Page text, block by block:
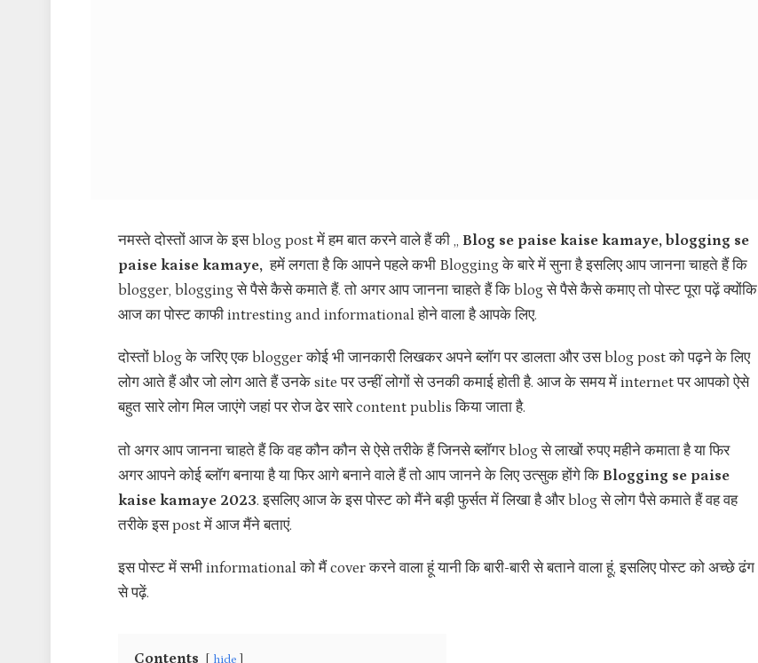
नमस्ते दोस्तों आज के इस blog post में हम बात करने वाले हैं की ,, Blog se paise kaise kamaye, blogging se
paise kaise kamaye,हमें लगता है कि आपने पहले कभी Blogging के बारे में सुना है इसलिए आप जानना चाहते हैं कि
blogger, blogging से पैसे कैसे कमाते हैं. तो अगर आप जानना चाहते हैं कि blog से पैसे कैसे कमाए तो पोस्ट पूरा पढ़ें क्योंकि
आज का पोस्ट काफी intresting and informational होने वाला है आपके लिए.
दोस्तों blog के जरिए एक blogger कोई भी जानकारी लिखकर अपने ब्लॉग पर डालता और उस blog post को पढ़ने के लिए
लोग आते हैं और जो लोग आते हैं उनके site पर उन्हीं लोगों से उनकी कमाई होती है. आज के समय में internet पर आपको ऐसे
बहुत सारे लोग मिल जाएंगे जहां पर रोज ढेर सारे content publis किया जाता है.
तो अगर आप जानना चाहते हैं कि वह कौन कौन से ऐसे तरीके हैं जिनसे ब्लॉगर blog से लाखों रुपए महीने कमाता है या फिर
अगर आपने कोई ब्लॉग बनाया है या फिर आगे बनाने वाले हैं तो आप जानने के लिए उत्सुक होंगे कि Blogging se paise
kaise kamaye 2023. इसलिए आज के इस पोस्ट को मैंने बड़ी फुर्सत में लिखा है और blog से लोग पैसे कमाते हैं वह वह
तरीके इस post में आज मैंने बताएं.
इस पोस्ट में सभी informational को मैं cover करने वाला हूं यानी कि बारी-बारी से बताने वाला हूं, इसलिए पोस्ट को अच्छे ढंग
से पढ़ें.
Contents hide